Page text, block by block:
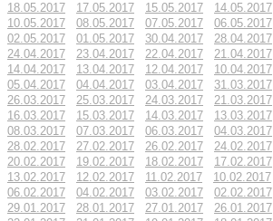
18.05.2017
17.05.2017 15.05.2017 14.05.2017
10.05.2017
08.05.2017 07.05.2017 06.05.2017
02.05.2017
01.05.2017 30.04.2017 28.04.2017
24.04.2017
23.04.2017 22.04.2017 21.04.2017
14.04.2017
13.04.2017 12.04.2017 10.04.2017
05.04.2017
04.04.2017 03.04.2017 31.03.2017
26.03.2017
25.03.2017 24.03.2017 21.03.2017
16.03.2017
15.03.2017 14.03.2017 13.03.2017
08.03.2017
07.03.2017 06.03.2017 04.03.2017
28.02.2017
27.02.2017 26.02.2017 24.02.2017
20.02.2017
19.02.2017 18.02.2017 17.02.2017
13.02.2017
12.02.2017 11.02.2017 10.02.2017
06.02.2017
04.02.2017 03.02.2017 02.02.2017
29.01.2017
28.01.2017 27.01.2017 26.01.2017